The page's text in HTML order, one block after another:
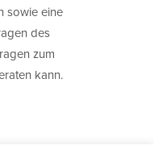
sowie eine
des
zum
kann.